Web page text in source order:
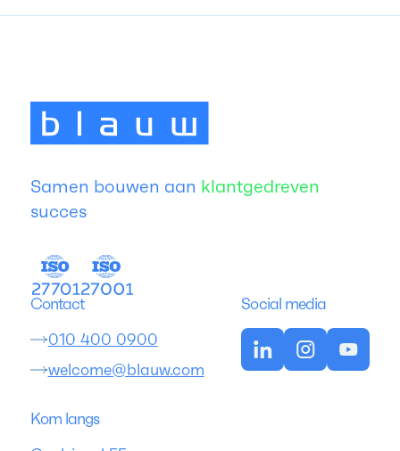
Samen bouwen aan klantgedreven
succes
Contact
010 400 0900
welcome@blauw.com
Kom langs
Social media